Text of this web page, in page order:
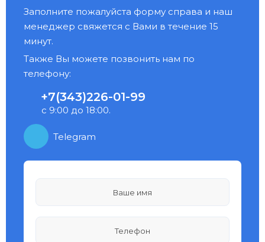
Заполните пожалуйста форму справа и наш
менеджер свяжется с Вами в течение 15
минут.
Также Вы можете позвонить нам по
телефону:
+7(343)226-01-99
с 9:00 до 18:00.
Telegram